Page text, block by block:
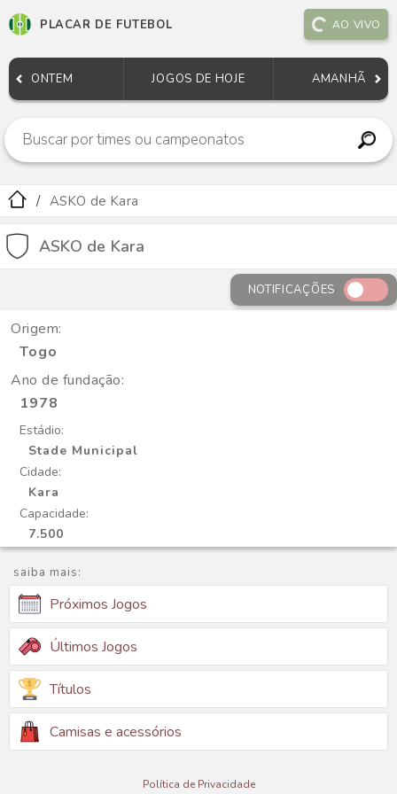
PLACAR DE FUTEBOL AO VIVO
ONTEM JOGOS DE HOJE AMANHÃ
ASKO de Kara
ASKO de Kara
NOTIFICAÇÕES
Origem:
Togo
Ano de fundação:
1978
Estádio:
Stade Municipal
Cidade:
Kara
Capacidade:
7.500
saiba mais:
Próximos Jogos
Últimos Jogos
Títulos
Camisas e acessórios
Política de Privacidade